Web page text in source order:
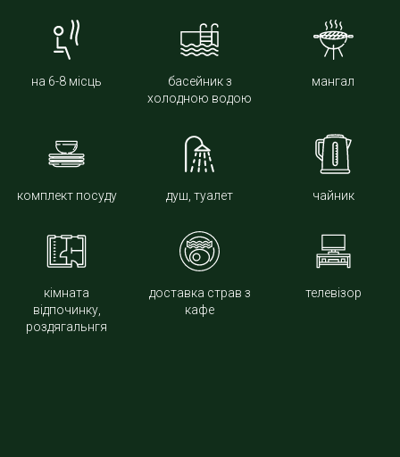
на 6-8 місць
басейник з
холодною водою
мангал
комплект посуду душ, туалет чайник
кімната
відпочинку,
роздягальнгя
доставка страв з
кафе
телевізор